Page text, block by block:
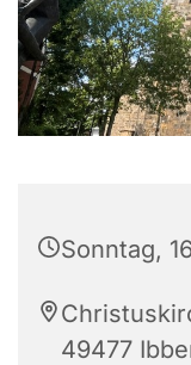
Sonntag,
49477